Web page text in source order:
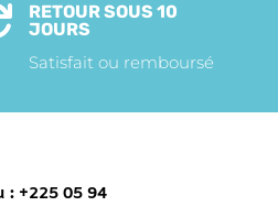
RETOUR SOUS 10
JOURS
Satisfait ou remboursé
: +225 05 94